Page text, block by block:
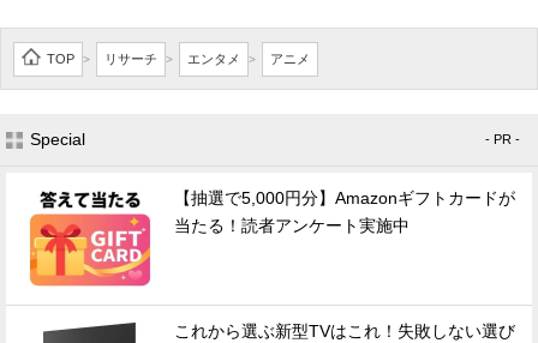
TOP > リサーチ > エンタメ > アニメ
Special - PR -
【抽選で5,000円分】Amazonギフトカードが
当たる！読者アンケート実施中
これから選ぶ新型TVはこれ！失敗しない選び